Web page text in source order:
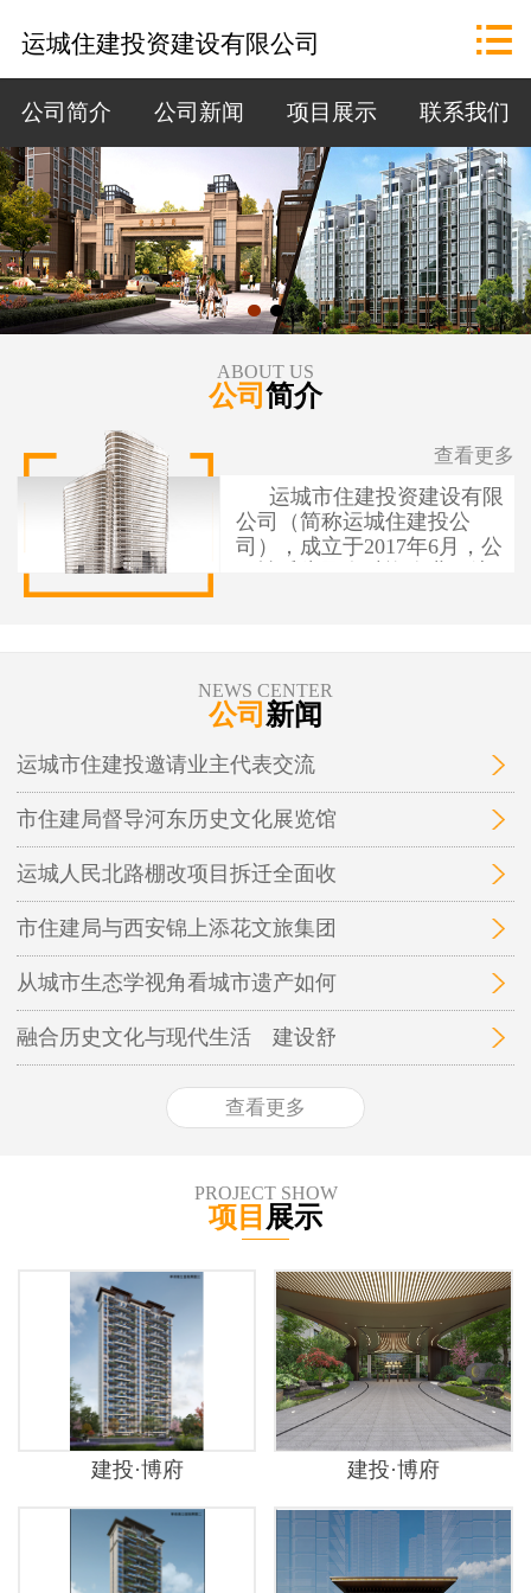
政策法规
资讯中心
招标公告
项目展示
运城住建投资建设有限公司 
公司简介 公司新闻 项目展示 联系我们
ABOUT US
公司 简介
运城市住建投资建设有限
公司（简称运城住建投公
司），成立于2017年6月，公
资建设项目融资实施平台，
为保障性安居工程和城市基
运城市中心城区棚户区改
造、城中村改造等保障性安
居工程及市政基础设施、地
下管廊开发建设和投融资业
务。
查看更多
NEWS CENTER
公司 新闻
运城市住建投邀请业主代表交流
市住建局督导河东历史文化展览馆
运城人民北路棚改项目拆迁全面收
市住建局与西安锦上添花文旅集团
从城市生态学视角看城市遗产如何
融合历史文化与现代生活 建设舒
查看更多
PROJECT SHOW
项目 展示
建投·博府 建投·博府